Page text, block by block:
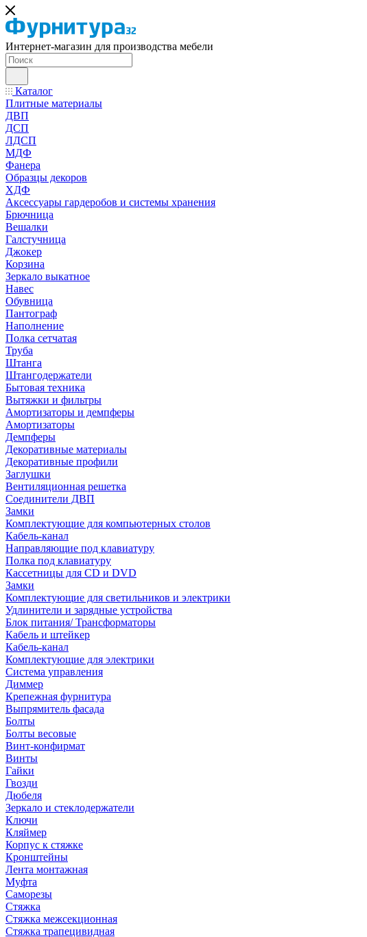
Интернет-магазин для производства мебели
Каталог
Плитные материалы
ДВП
ДСП
ЛДСП
МДФ
Фанера
Образцы декоров
ХДФ
Аксессуары гардеробов и системы хранения
Брючница
Вешалки
Галстучница
Джокер
Корзина
Зеркало выкатное
Навес
Обувница
Пантограф
Наполнение
Полка сетчатая
Труба
Штанга
Штангодержатели
Бытовая техника
Вытяжки и фильтры
Амортизаторы и демпферы
Амортизаторы
Демпферы
Декоративные материалы
Декоративные профили
Заглушки
Вентиляционная решетка
Соединители ДВП
Замки
Комплектующие для компьютерных столов
Кабель-канал
Направляющие под клавиатуру
Полка под клавиатуру
Кассетницы для CD и DVD
Замки
Комплектующие для светильников и электрики
Удлинители и зарядные устройства
Блок питания/ Трансформаторы
Кабель и штейкер
Кабель-канал
Комплектующие для электрики
Система управления
Диммер
Крепежная фурнитура
Выпрямитель фасада
Болты
Болты весовые
Винт-конфирмат
Винты
Гайки
Гвозди
Дюбеля
Зеркало и стеклодержатели
Ключи
Кляймер
Корпус к стяжке
Кронштейны
Лента монтажная
Муфта
Саморезы
Стяжка
Стяжка межсекционная
Стяжка трапецивидная